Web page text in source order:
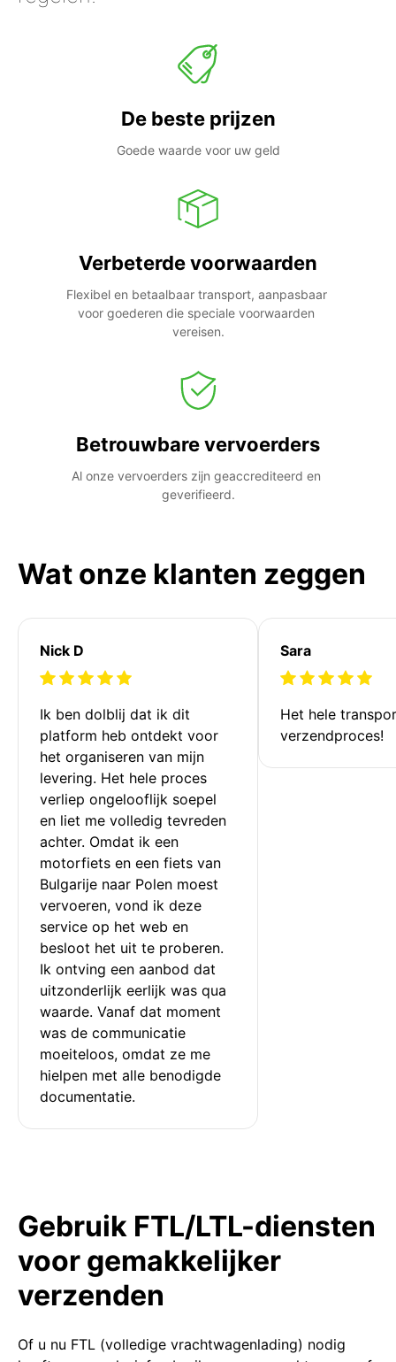
De beste prijzen
Goede waarde voor uw geld
Verbeterde voorwaarden
Flexibel en betaalbaar transport, aanpasbaar
voor goederen die speciale voorwaarden
vereisen.
Betrouwbare vervoerders
Al onze vervoerders zijn geaccrediteerd en
geverifieerd.
Wat onze klanten zeggen
Nick D
Ik ben dolblij dat ik dit
platform heb ontdekt voor
het organiseren van mijn
levering. Het hele proces
verliep ongelooflijk soepel
en liet me volledig tevreden
achter. Omdat ik een
motorfiets en een fiets van
Bulgarije naar Polen moest
vervoeren, vond ik deze
service op het web en
besloot het uit te proberen.
Ik ontving een aanbod dat
uitzonderlijk eerlijk was qua
waarde. Vanaf dat moment
was de communicatie
moeiteloos, omdat ze me
hielpen met alle benodigde
documentatie.
Sara
Het hele
verzendproces!
Gebruik FTL/LTL-diensten
voor gemakkelijker
verzenden
Of u nu FTL (volledige vrachtwagenlading) nodig